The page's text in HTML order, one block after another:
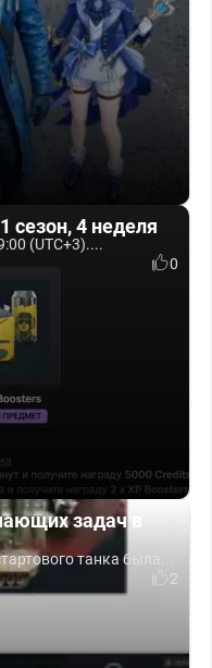
сезон, 4 неделя
(UTC+3)....
0
задач в
танка была...
2